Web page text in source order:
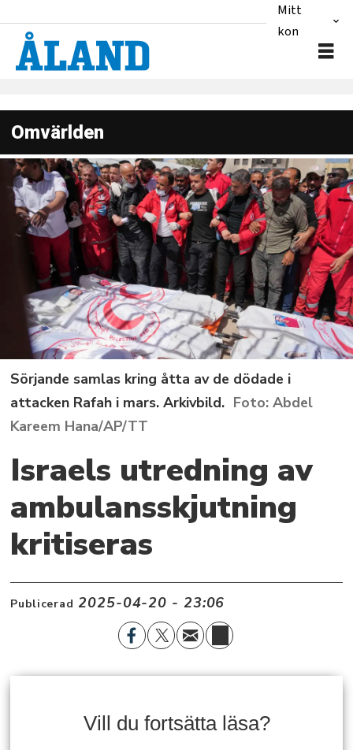
Mitt
konto
Omvärlden
Sörjande samlas kring åtta av de dödade i
attacken Rafah i mars. Arkivbild.
Abdel
Kareem Hana/AP/TT
Israels utredning av
ambulansskjutning
kritiseras
Publicerad 2025-04-20 - 23:06
Vill du fortsätta läsa?